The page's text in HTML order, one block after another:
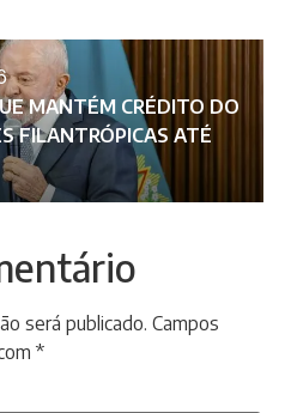
MANTÉM CRÉDITO DO
FILANTRÓPICAS ATÉ
será publicado. Campos
*